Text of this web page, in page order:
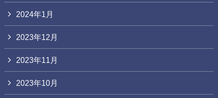
2024年1月
2023年12月
2023年11月
2023年10月